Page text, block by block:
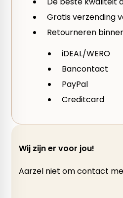
Gratis verzending
Retourneren
iDEAL/WERO
Bancontact
PayPal
Creditcard
Wij zijn er voor jou!
Aarzel niet om contact